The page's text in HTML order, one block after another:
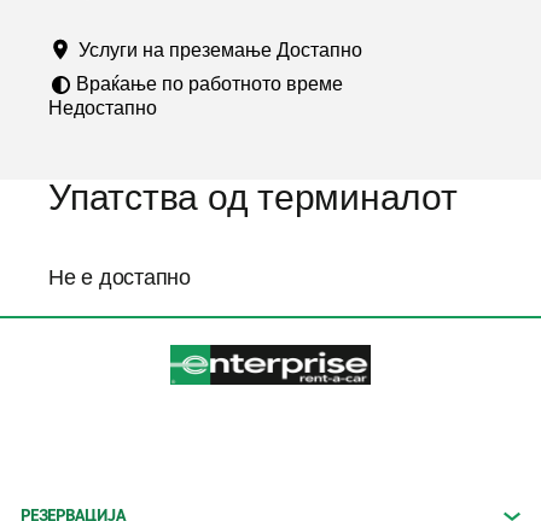
о
р
Услуги на преземање Достапно
Враќање по работното време
Недостапно
Упатства од терминалот
Не е достапно
РЕЗЕРВАЦИЈА